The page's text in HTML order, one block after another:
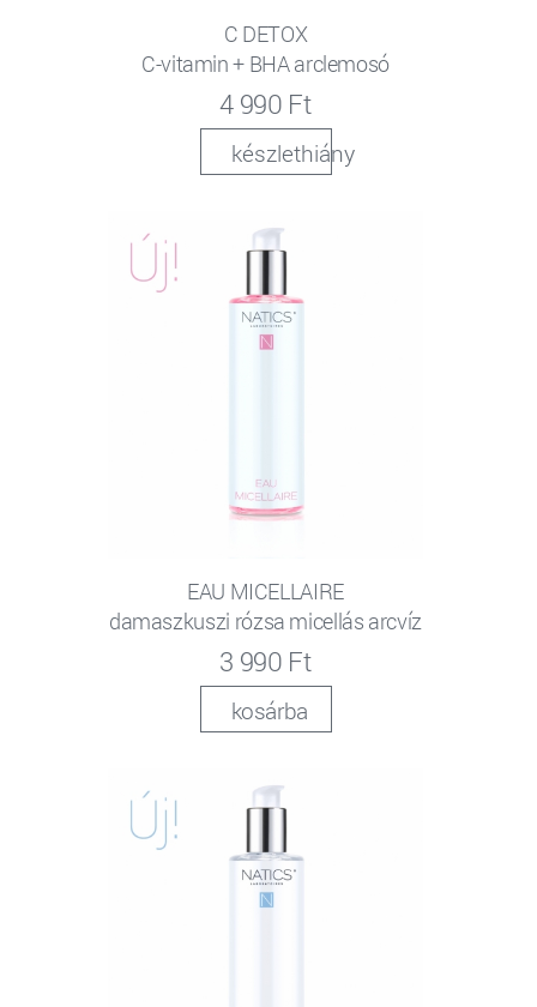
C DETOX
C-vitamin + BHA arclemosó
4 990 Ft
készlethiány
EAU MICELLAIRE
damaszkuszi rózsa micellás arcvíz
3 990 Ft
kosárba